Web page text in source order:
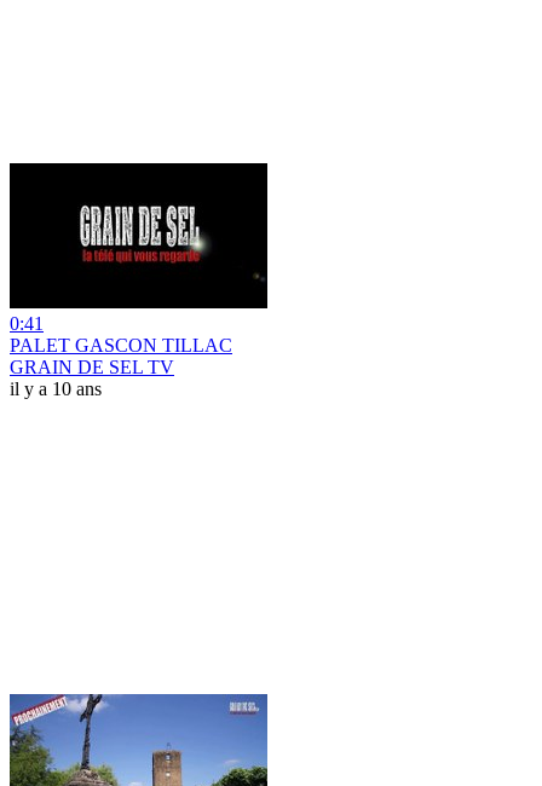
0:41
PALET GASCON TILLAC
GRAIN DE SEL TV
il y a 10 ans